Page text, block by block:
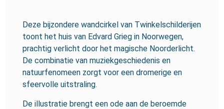
Deze bijzondere wandcirkel van Twinkelschilderijen
toont het huis van Edvard Grieg in Noorwegen,
prachtig verlicht door het magische Noorderlicht.
De combinatie van muziekgeschiedenis en
natuurfenomeen zorgt voor een dromerige en
sfeervolle uitstraling.
De illustratie brengt een ode aan de beroemde